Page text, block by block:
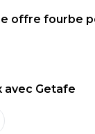
offre fourbe
avec Getafe